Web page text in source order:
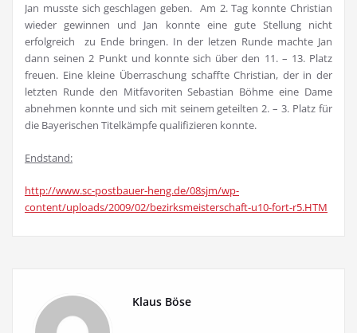
Jan musste sich geschlagen geben. Am 2. Tag konnte Christian
wieder gewinnen und Jan konnte eine gute Stellung nicht
erfolgreich zu Ende bringen. In der letzen Runde machte Jan
dann seinen 2 Punkt und konnte sich über den 11. – 13. Platz
freuen. Eine kleine Überraschung schaffte Christian, der in der
letzten Runde den Mitfavoriten Sebastian Böhme eine Dame
abnehmen konnte und sich mit seinem geteilten 2. – 3. Platz für
die Bayerischen Titelkämpfe qualifizieren konnte.
Endstand:
http://www.sc-postbauer-heng.de/08sjm/wp-
content/uploads/2009/02/bezirksmeisterschaft-u10-fort-r5.HTM
Klaus Böse